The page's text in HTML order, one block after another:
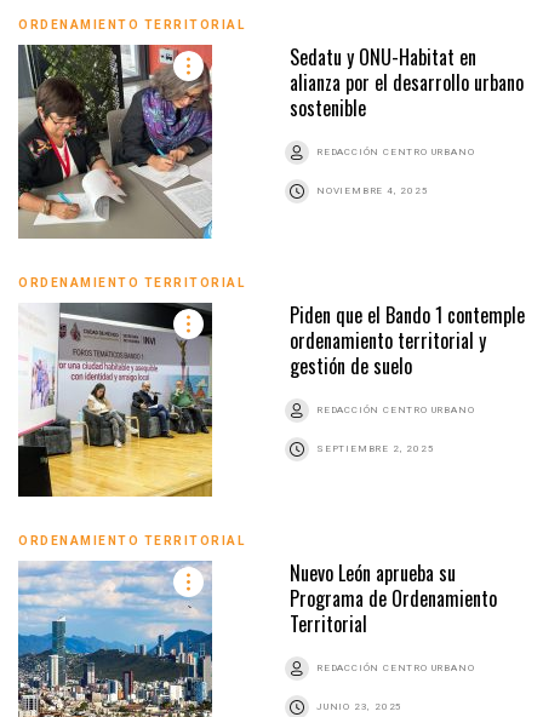
ORDENAMIENTO TERRITORIAL
Sedatu y ONU-Habitat en
alianza por el desarrollo urbano
sostenible
REDACCIÓN CENTRO URBANO
NOVIEMBRE 4, 2025
ORDENAMIENTO TERRITORIAL
Piden que el Bando 1 contemple
ordenamiento territorial y
gestión de suelo
REDACCIÓN CENTRO URBANO
SEPTIEMBRE 2, 2025
ORDENAMIENTO TERRITORIAL
Nuevo León aprueba su
Programa de Ordenamiento
Territorial
REDACCIÓN CENTRO URBANO
JUNIO 23, 2025